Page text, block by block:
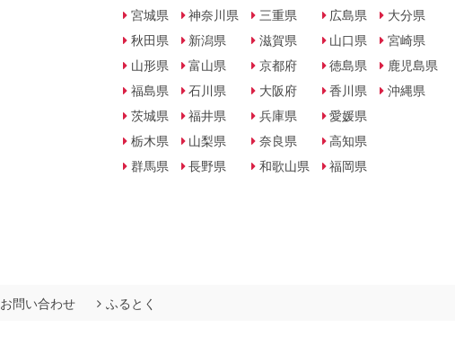
宮城県
秋田県
山形県
福島県
茨城県
栃木県
群馬県
神奈川県
新潟県
富山県
石川県
福井県
山梨県
長野県
三重県
滋賀県
京都府
大阪府
兵庫県
奈良県
和歌山県
広島県
山口県
徳島県
香川県
愛媛県
高知県
福岡県
大分県
宮崎県
鹿児島県
沖縄県
お問い合わせ ふるとく